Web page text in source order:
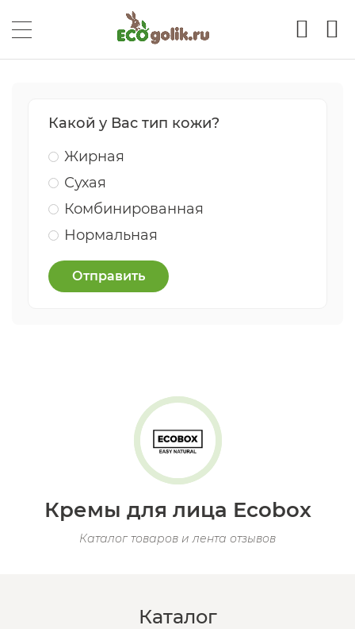
Какой у Вас тип кожи?
Жирная
Сухая
Комбинированная
Нормальная
Отправить
Кремы для лица Ecobox
Каталог товаров и лента отзывов
Каталог